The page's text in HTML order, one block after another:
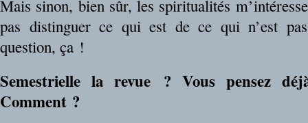
Mais sinon, bien sûr, les spiritualités
pas distinguer ce qui est de ce qui n’est
question, ça !
Semestrielle la revue ? Vous pensez
Comment ?